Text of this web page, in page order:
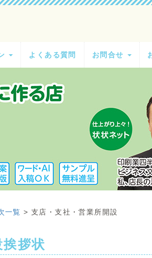
よくある質問 お問合せ
一覧 > 支店・支社・営業所開設
拶状